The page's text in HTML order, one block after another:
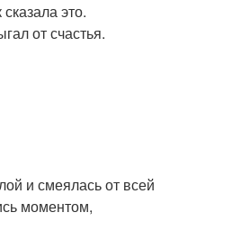
это.
от счастья.
и смеялась от всей
моментом,